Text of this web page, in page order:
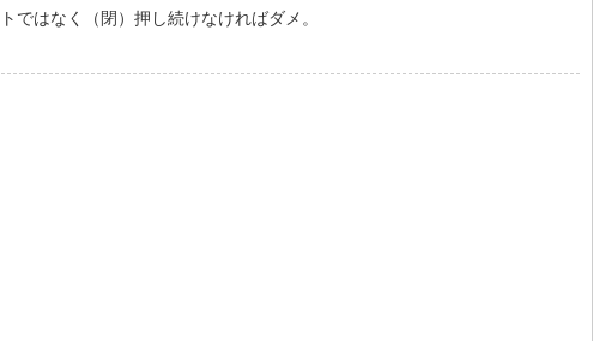
ではなく（閉）押し続けなければダメ。